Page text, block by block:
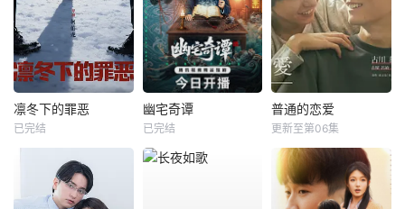
凛冬下的罪恶
已完结
幽宅奇谭
已完结
普通的恋爱
更新至第06集